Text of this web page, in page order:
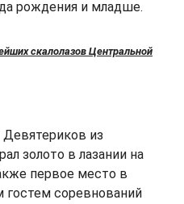
рождения и младше.
скалолазов Центральной
из
золото в лазании на
первое место в
гостем соревнований